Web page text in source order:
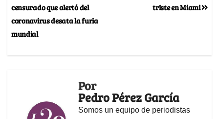
triste en Miami
censurado que alertó del
coronavirus desata la furia
mundial
Por
Pedro Pérez García
Somos un equipo de periodistas